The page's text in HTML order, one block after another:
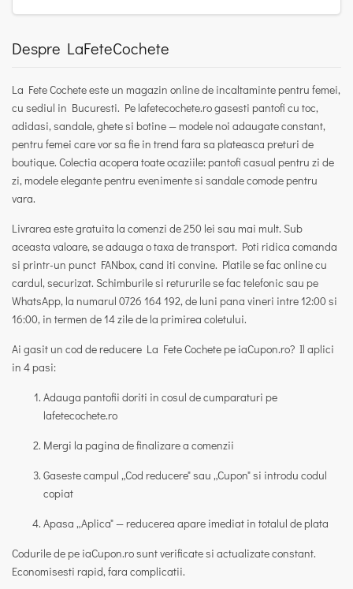
Despre LaFeteCochete
La Fete Cochete este un magazin online de incaltaminte pentru femei,
cu sediul in Bucuresti. Pe lafetecochete.ro gasesti pantofi cu toc,
adidasi, sandale, ghete si botine — modele noi adaugate constant,
pentru femei care vor sa fie in trend fara sa plateasca preturi de
boutique. Colectia acopera toate ocaziile: pantofi casual pentru zi de
zi, modele elegante pentru evenimente si sandale comode pentru
vara.
Livrarea este gratuita la comenzi de 250 lei sau mai mult. Sub
aceasta valoare, se adauga o taxa de transport. Poti ridica comanda
si printr-un punct FANbox, cand iti convine. Platile se fac online cu
cardul, securizat. Schimburile si retururile se fac telefonic sau pe
WhatsApp, la numarul 0726 164 192, de luni pana vineri intre 12:00 si
16:00, in termen de 14 zile de la primirea coletului.
Ai gasit un cod de reducere La Fete Cochete pe iaCupon.ro? Il aplici
in 4 pasi:
Adauga pantofii doriti in cosul de cumparaturi pe
lafetecochete.ro
Mergi la pagina de finalizare a comenzii
Gaseste campul „Cod reducere" sau „Cupon" si introdu codul
copiat
Apasa „Aplica" — reducerea apare imediat in totalul de plata
Codurile de pe iaCupon.ro sunt verificate si actualizate constant.
Economisesti rapid, fara complicatii.